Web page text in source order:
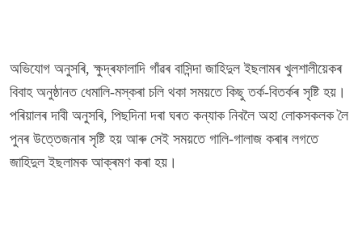
অভিযোগ অনুসৰি, ক্ষুদ্ৰফালাদি গাঁৱৰ বাসিন্দা জাহিদুল ইছলামৰ খুলশালীয়েকৰ
বিবাহ অনুষ্ঠানত ধেমালি-মস্কৰা চলি থকা সময়তে কিছু তৰ্ক-বিতৰ্কৰ সৃষ্টি হয়।
পৰিয়ালৰ দাবী অনুসৰি, পিছদিনা দৰা ঘৰত কন্যাক নিবলৈ অহা লোকসকলক লৈ
পুনৰ উত্তেজনাৰ সৃষ্টি হয় আৰু সেই সময়তে গালি-গালাজ কৰাৰ লগতে
জাহিদুল ইছলামক আক্ৰমণ কৰা হয়।